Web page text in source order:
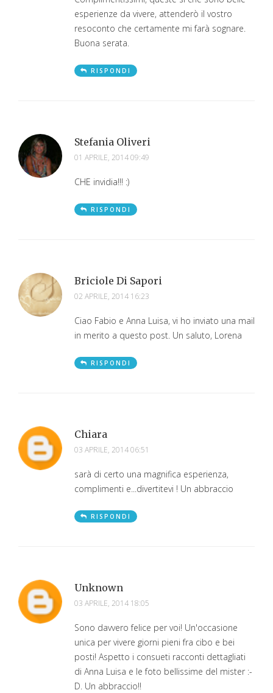
esperienze da vivere, attenderò il vostro
resoconto che certamente mi farà sognare.
Buona serata.
RISPONDI
Stefania Oliveri
01 APRILE, 2014 09:49
CHE invidia!!! :)
RISPONDI
Briciole Di Sapori
02 APRILE, 2014 16:23
Ciao Fabio e Anna Luisa, vi ho inviato una mail
in merito a questo post. Un saluto, Lorena
RISPONDI
Chiara
03 APRILE, 2014 06:51
sarà di certo una magnifica esperienza,
complimenti e...divertitevi ! Un abbraccio
RISPONDI
Unknown
03 APRILE, 2014 18:05
Sono davvero felice per voi! Un'occasione
unica per vivere giorni pieni fra cibo e bei
posti! Aspetto i consueti racconti dettagliati
di Anna Luisa e le foto bellissime del mister :-
D. Un abbraccio!!